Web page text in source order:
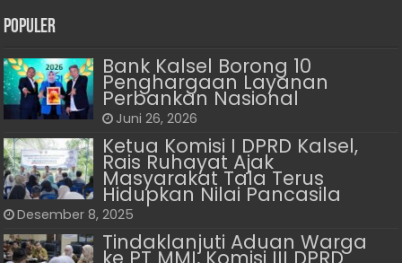
Populer
Bank Kalsel Borong 10
Penghargaan Layanan
Perbankan Nasional
Juni 26, 2026
Ketua Komisi I DPRD Kalsel,
Rais Ruhayat Ajak
Masyarakat Tala Terus
Hidupkan Nilai Pancasila
Desember 8, 2025
Tindaklanjuti Aduan Warga
ke PT MMI, Komisi III DPRD